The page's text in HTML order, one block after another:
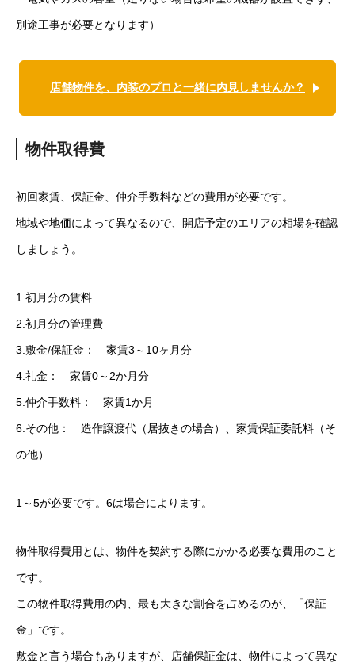
別途工事が必要となります）
店舗物件を、内装のプロと一緒に内見しませんか？
物件取得費
初回家賃、保証金、仲介手数料などの費用が必要です。
地域や地価によって異なるので、開店予定のエリアの相場を確認
しましょう。
1.初月分の賃料
2.初月分の管理費
3.敷金/保証金： 家賃3～10ヶ月分
4.礼金： 家賃0～2か月分
5.仲介手数料： 家賃1か月
6.その他： 造作譲渡代（居抜きの場合）、家賃保証委託料（そ
の他）
1～5が必要です。6は場合によります。
物件取得費用とは、物件を契約する際にかかる必要な費用のこと
です。
この物件取得費用の内、最も大きな割合を占めるのが、「保証
金」です。
敷金と言う場合もありますが、店舗保証金は、物件によって異な